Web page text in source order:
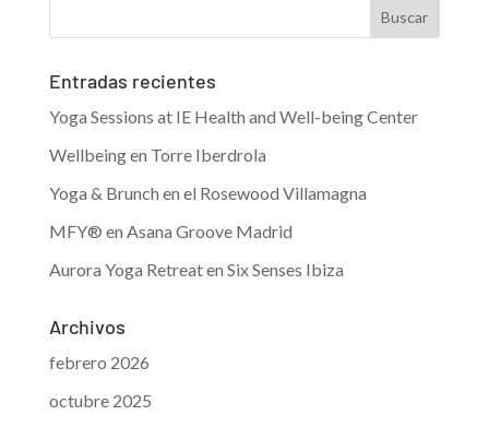
Entradas recientes
Yoga Sessions at IE Health and Well-being Center
Wellbeing en Torre Iberdrola
Yoga & Brunch en el Rosewood Villamagna
MFY® en Asana Groove Madrid
Aurora Yoga Retreat en Six Senses Ibiza
Archivos
febrero 2026
octubre 2025